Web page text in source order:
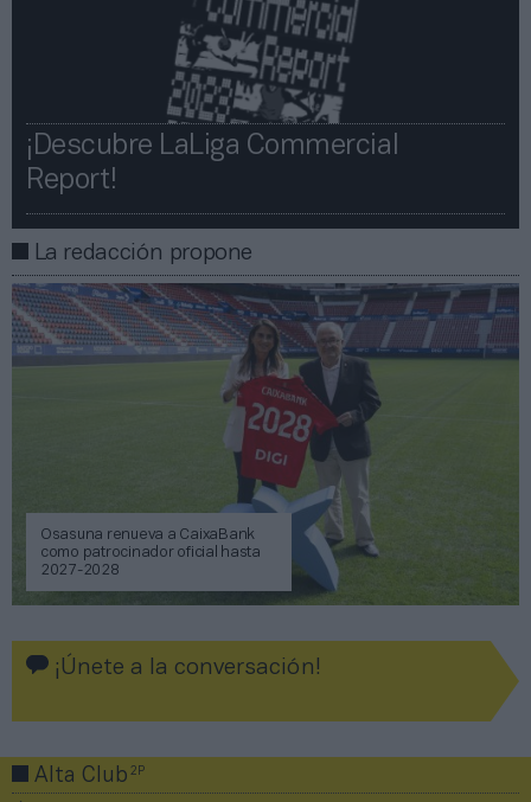
¡Descubre LaLiga Commercial
Report!​​
La redacción propone
Osasuna renueva a CaixaBank
como patrocinador oficial hasta
2027-2028
¡Únete a la conversación!
Alta Club2P